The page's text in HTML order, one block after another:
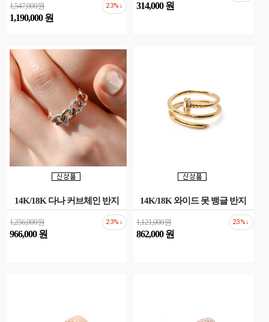
1,547,000원
1,190,000 원
23%↓ 314,000 원
14K/18K 다나 커브체인 반지
1,256,000원
966,000 원
23%↓
14K/18K 와이드 못 뱅글 반지
1,121,000원
862,000 원
23%↓